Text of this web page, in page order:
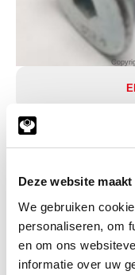
Deze website
We gebruiken
personaliseren, om
en om ons
informatie over uw